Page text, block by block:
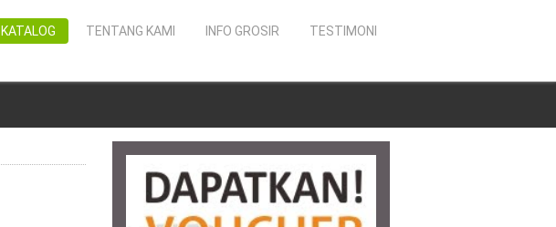
TESTIMONI
INFO GROSIR
TENTANG KAMI
KATALOG